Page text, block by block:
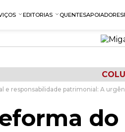
EDITORIAS QUENTESAPOIADORES
e responsabilidade patrimonial: A